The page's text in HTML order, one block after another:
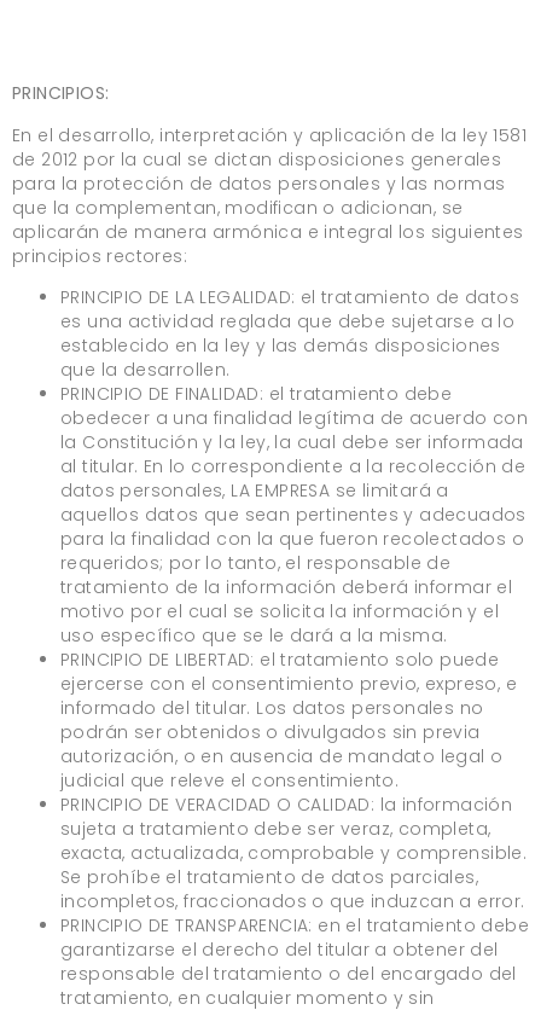
PRINCIPIOS:
En el desarrollo, interpretación y aplicación de la ley 1581
de 2012 por la cual se dictan disposiciones generales
para la protección de datos personales y las normas
que la complementan, modifican o adicionan, se
aplicarán de manera armónica e integral los siguientes
principios rectores:
PRINCIPIO DE LA LEGALIDAD: el tratamiento de datos
es una actividad reglada que debe sujetarse a lo
establecido en la ley y las demás disposiciones
que la desarrollen.
PRINCIPIO DE FINALIDAD: el tratamiento debe
obedecer a una finalidad legítima de acuerdo con
la Constitución y la ley, la cual debe ser informada
al titular. En lo correspondiente a la recolección de
datos personales, LA EMPRESA se limitará a
aquellos datos que sean pertinentes y adecuados
para la finalidad con la que fueron recolectados o
requeridos; por lo tanto, el responsable de
tratamiento de la información deberá informar el
motivo por el cual se solicita la información y el
uso específico que se le dará a la misma.
PRINCIPIO DE LIBERTAD: el tratamiento solo puede
ejercerse con el consentimiento previo, expreso, e
informado del titular. Los datos personales no
podrán ser obtenidos o divulgados sin previa
autorización, o en ausencia de mandato legal o
judicial que releve el consentimiento.
PRINCIPIO DE VERACIDAD O CALIDAD: la información
sujeta a tratamiento debe ser veraz, completa,
exacta, actualizada, comprobable y comprensible.
Se prohíbe el tratamiento de datos parciales,
incompletos, fraccionados o que induzcan a error.
PRINCIPIO DE TRANSPARENCIA: en el tratamiento debe
garantizarse el derecho del titular a obtener del
responsable del tratamiento o del encargado del
tratamiento, en cualquier momento y sin